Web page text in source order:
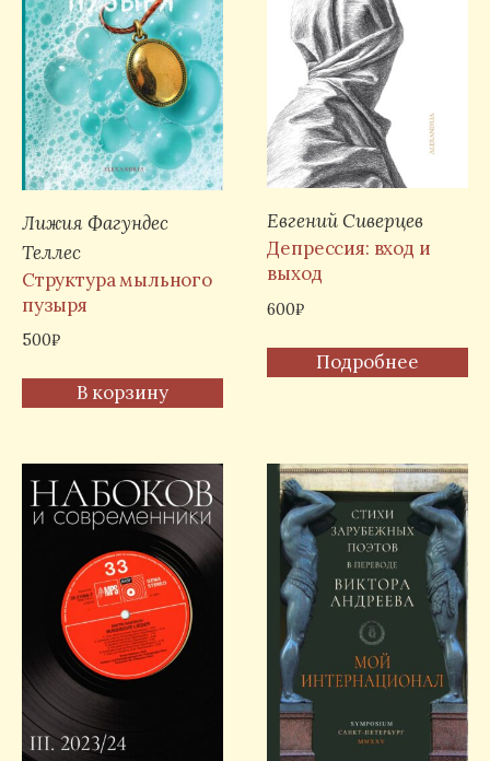
Лижия Фагундес
Теллес
Структура мыльного
пузыря
500₽
В корзину
Евгений Сиверцев
Депрессия: вход и
выход
600₽
Подробнее